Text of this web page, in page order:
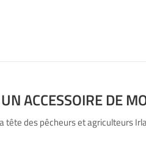
ACCESSOIRE DE
des pêcheurs et agriculteurs